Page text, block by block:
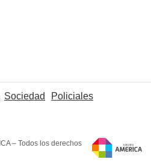
Sociedad
Policiales
– Todos los derechos